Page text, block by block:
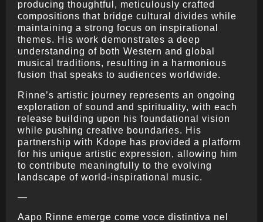
producing thoughtful, meticulously crafted
compositions that bridge cultural divides while
maintaining a strong focus on inspirational
themes. His work demonstrates a deep
understanding of both Western and global
musical traditions, resulting in a harmonious
fusion that speaks to audiences worldwide.
Rinne’s artistic journey represents an ongoing
exploration of sound and spirituality, with each
release building upon his foundational vision
while pushing creative boundaries. His
partnership with Kdope has provided a platform
for his unique artistic expression, allowing him
to contribute meaningfully to the evolving
landscape of world-inspirational music.
—
Aapo Rinne emerge come voce distintiva nel